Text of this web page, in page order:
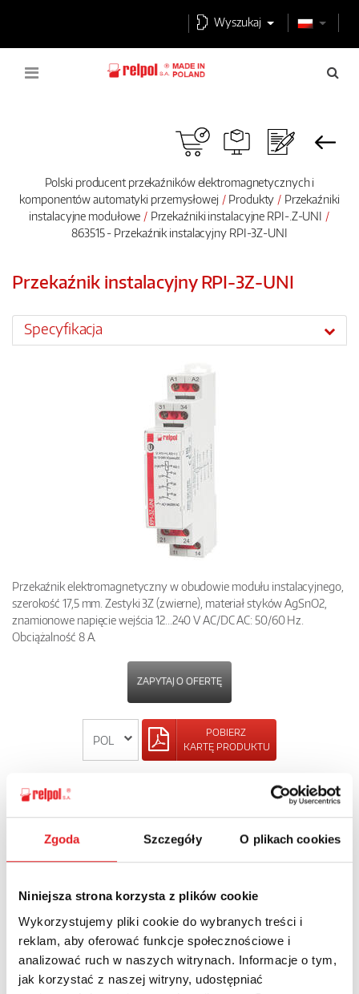
Zgoda Szczegóły O plikach cookies
Niniejsza strona korzysta z plików cookie
Wykorzystujemy pliki cookie do wybranych treści i
reklam, aby oferować funkcje społecznościowe i
analizować ruch w naszych witrynach. Informacje o tym,
jak korzystać z naszej witryny, udostępniać
Wyszukaj
Polski producent przekaźników elektromagnetycznych i
komponentów automatyki przemysłowej
Produkty
Przekaźniki
instalacyjne modułowe
Przekaźniki instalacyjne RPI-.Z-UNI
863515 - Przekaźnik instalacyjny RPI-3Z-UNI
Przekaźnik instalacyjny RPI-3Z-UNI
Specyfikacja
Przekaźnik elektromagnetyczny w obudowie modułu instalacyjnego,
szerokość 17,5 mm. Zestyki 3Z (zwierne), materiał styków AgSnO2,
znamionowe napięcie wejścia 12...240 V AC/DC AC: 50/60 Hz.
Obciążalność 8 A.
ZAPYTAJ O OFERTĘ
POBIERZ
KARTĘ PRODUKTU
Zapytaj o szczegóły oferty
Imię i nazwisko: *
Adres e-mail: *